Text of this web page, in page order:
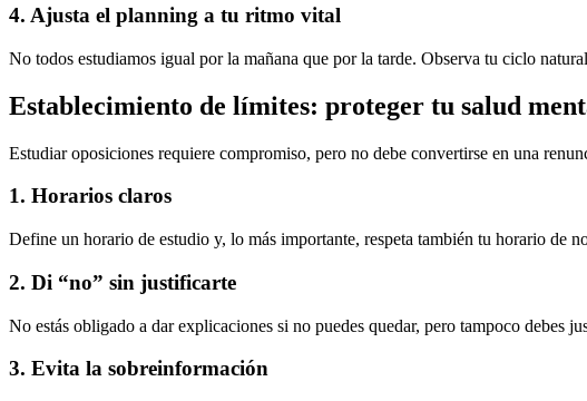
4. Ajusta el planning a tu ritmo vital
No todos estudiamos igual por la mañana que por la tarde. Observa tu ciclo
Establecimiento de límites: proteger tu salud
Estudiar oposiciones requiere compromiso, pero no debe convertirse en una
1. Horarios claros
Define un horario de estudio y, lo más importante, respeta también tu horario de
2. Di “no” sin justificarte
No estás obligado a dar explicaciones si no puedes quedar, pero tampoco debes
3. Evita la sobreinformación